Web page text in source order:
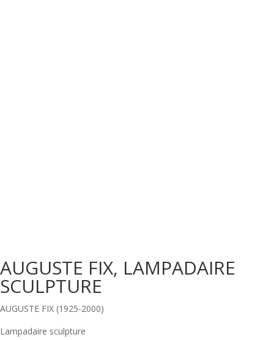
AUGUSTE FIX, LAMPADAIRE
SCULPTURE
AUGUSTE FIX (1925-2000)
Lampadaire sculpture